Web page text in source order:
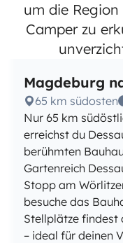
um die
Camper zu
Magdeburg
65 km südosten
Nur 65 km
erreichst du
berühmten
Gartenreich
Stopp am
besuche das
Stellplätze findest
– ideal für deinen